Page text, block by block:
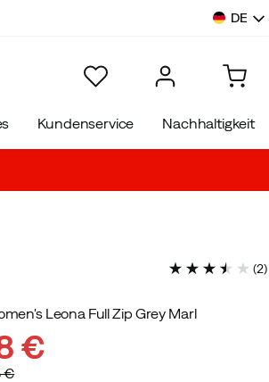
DE
Kundenservice Nachhaltigkeit
(2)
Leona Full Zip Grey Marl
€
€